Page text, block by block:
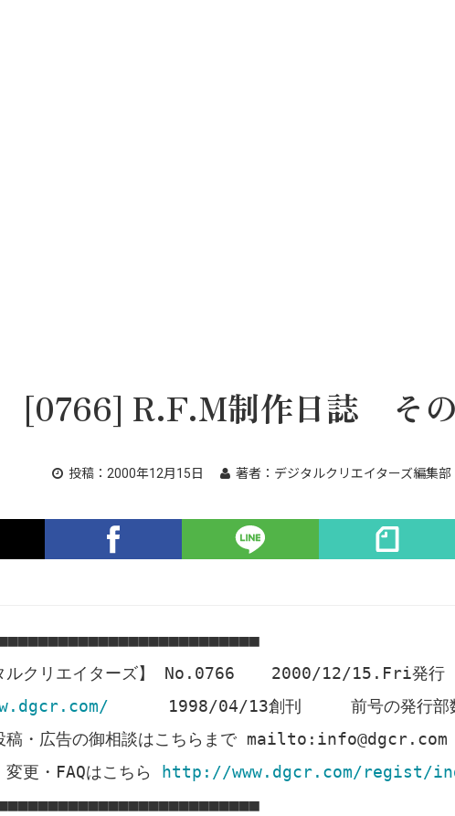
[0766] R.F.M制作日誌 そ
投稿： 2000年12月15日 著者： デジタルクリエイターズ編集部
タルクリエイターズ】 No.0766 2000/12/15.Fri発行
1998/04/13創刊 前号の発行部数
稿・広告の御相談はこちらまで mailto:info@dgcr.com
更・FAQはこちら
http://www.dgcr.com/regist/